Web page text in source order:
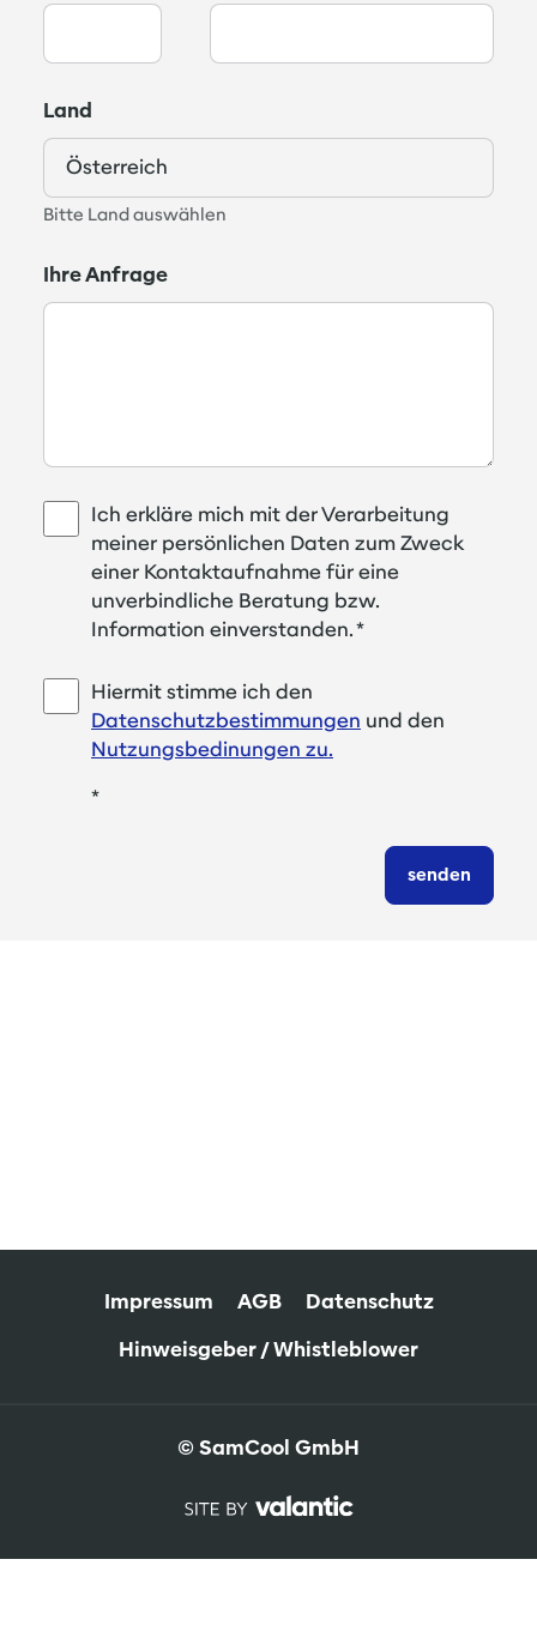
Land
Bitte Land auswählen
Ihre Anfrage
Ich erkläre mich mit der Verarbeitung
meiner persönlichen Daten zum Zweck
einer Kontaktaufnahme für eine
unverbindliche Beratung bzw.
Information einverstanden.*
Hiermit stimme ich den
Datenschutzbestimmungen und den
Nutzungsbedinungen zu.
*
senden
Impressum AGB
Datenschutz
Hinweisgeber / Whistleblower
© SamCool GmbH